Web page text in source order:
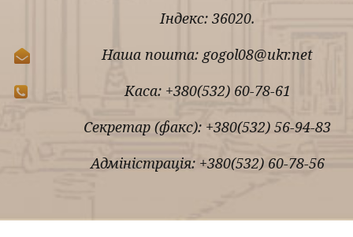
Індекс: 36020.
Наша пошта: gogol08@ukr.net
Каса: +380(532) 60-78-61
Секретар (факс): +380(532) 56-94-83
Адміністрація: +380(532) 60-78-56